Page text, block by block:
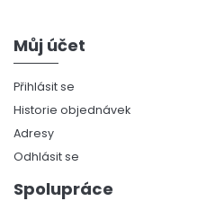
Můj účet
Přihlásit se
Historie objednávek
Adresy
Odhlásit se
Spolupráce